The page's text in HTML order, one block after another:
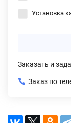
Установка
Заказать и
Заказ по